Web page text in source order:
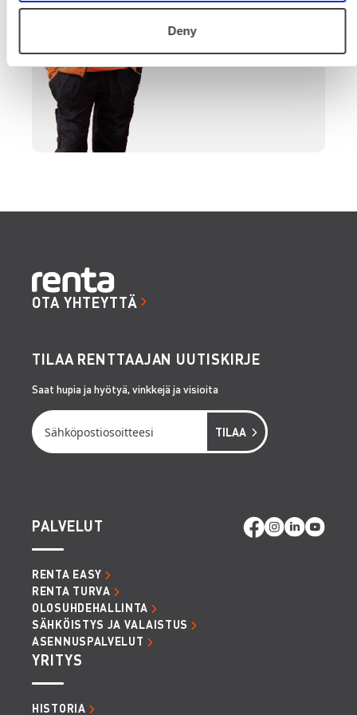
Deny
SOITA
OTA YHTEYTTÄ
TILAA RENTTAAJAN UUTISKIRJE
Saat hupia ja hyötyä, vinkkejä ja visioita
PALVELUT
RENTA EASY
RENTA TURVA
OLOSUHDEHALLINTA
SÄHKÖISTYS JA VALAISTUS
ASENNUSPALVELUT
YRITYS
HISTORIA